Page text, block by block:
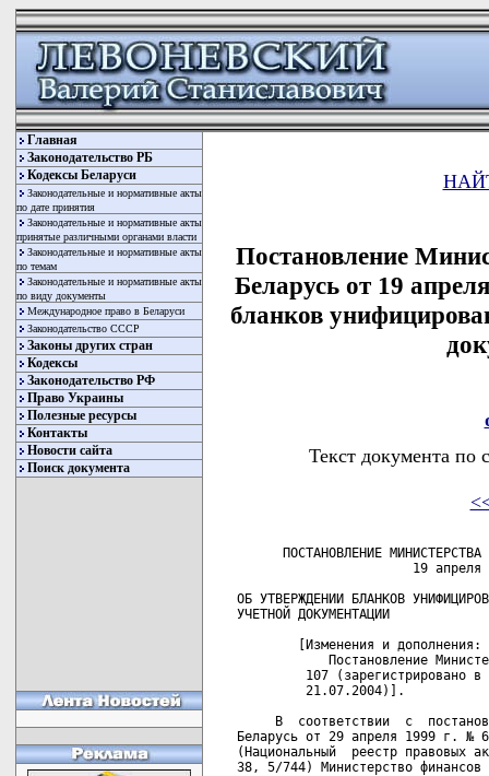
Главная
Законодательство РБ
Кодексы Беларуси
Законодательные и нормативные акты
по дате принятия
Законодательные и нормативные акты
принятые различными органами власти
Законодательные и нормативные акты
по темам
Законодательные и нормативные акты
по виду документы
Международное право в Беларуси
Законодательство СССР
Законы других стран
Кодексы
Законодательство РФ
Право Украины
Полезные ресурсы
Контакты
Новости сайта
Поиск документа
Постановление
Беларусь от 19
бланков
Текст документа по